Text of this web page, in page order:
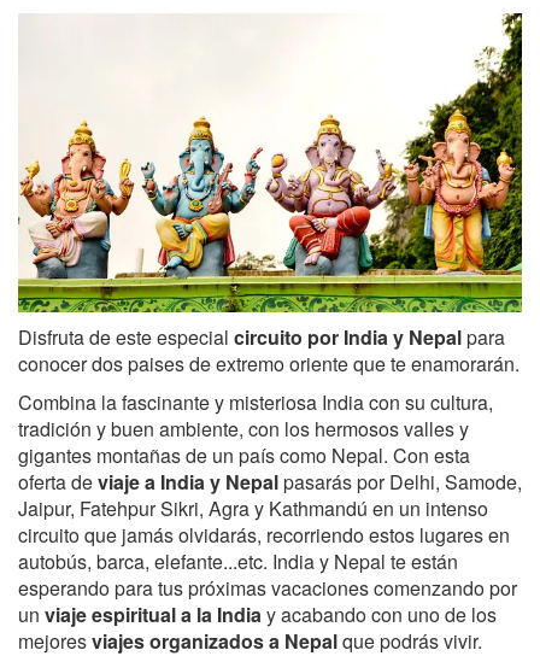
Disfruta de este especial circuito por India y Nepalpara
conocer dos paises de extremo oriente que te enamorarán.
Combina la fascinante y misteriosa India con su cultura,
tradición y buen ambiente, con los hermosos valles y
gigantes montañas de un país como Nepal. Con esta
oferta deviaje a India y Nepalpasarás por Delhi, Samode,
Jaipur, Fatehpur Sikri, Agra y Kathmandú en un intenso
circuito que jamás olvidarás, recorriendo estos lugares en
autobús, barca, elefante...etc. India y Nepal te están
esperando para tus próximas vacaciones comenzando por
un viaje espiritual a la India y acabando con uno de los
mejoresviajes organizados a Nepalque podrás vivir.